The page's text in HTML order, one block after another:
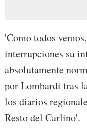
'Como todos
interrupciones su
absolutamente
por Lombardi tras
los diarios
Resto del Carlino'.